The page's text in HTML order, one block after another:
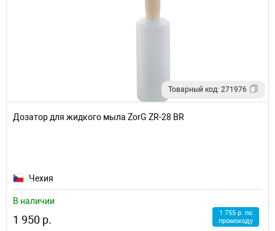
Товарный код: 271976
Дозатор для жидкого мыла ZorG ZR-28 BR
Чехия
В наличии
1 950 р.
1 755 р. по
промокоду